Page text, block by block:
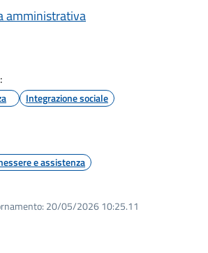
amministrativa
Integrazione sociale
e assistenza
20/05/2026 10:25.11